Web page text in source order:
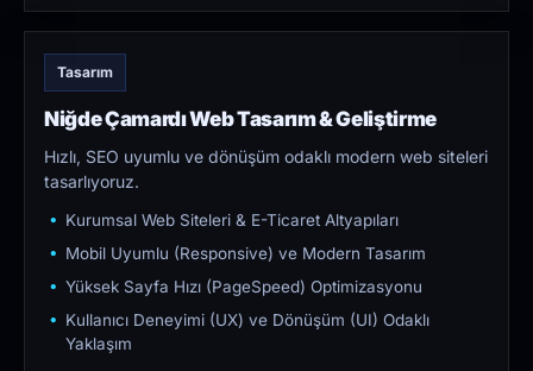
Tasarım
Niğde Çamardı Web Tasarım & Geliştirme
Hızlı, SEO uyumlu ve dönüşüm odaklı modern web siteleri
tasarlıyoruz.
Kurumsal Web Siteleri & E-Ticaret Altyapıları
Mobil Uyumlu (Responsive) ve Modern Tasarım
Yüksek Sayfa Hızı (PageSpeed) Optimizasyonu
Kullanıcı Deneyimi (UX) ve Dönüşüm (UI) Odaklı
Yaklaşım